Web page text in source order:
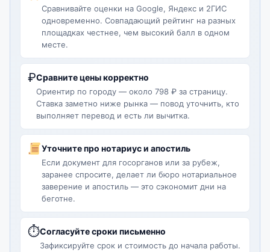
Сравнивайте оценки на Google, Яндекс и 2ГИС
одновременно. Совпадающий рейтинг на разных
площадках честнее, чем высокий балл в одном
месте.
₽Сравните цены корректно
Ориентир по городу — около 798 ₽ за страницу.
Ставка заметно ниже рынка — повод уточнить, кто
выполняет перевод и есть ли вычитка.
Уточните про нотариус и апостиль
Если документ для госорганов или за рубеж,
заранее спросите, делает ли бюро нотариальное
заверение и апостиль — это сэкономит дни на
беготне.
⏱Согласуйте сроки письменно
Зафиксируйте срок и стоимость до начала работы.